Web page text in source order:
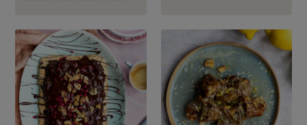
urtedressing
estragonmayo